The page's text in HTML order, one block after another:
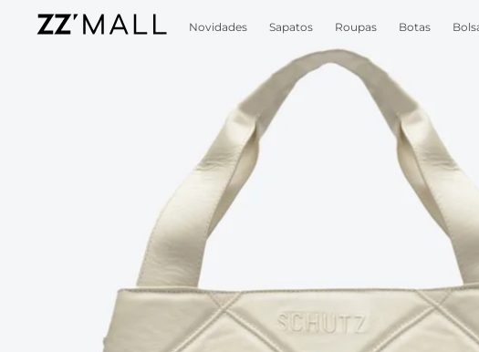
Novidades Sapatos Roupas Botas